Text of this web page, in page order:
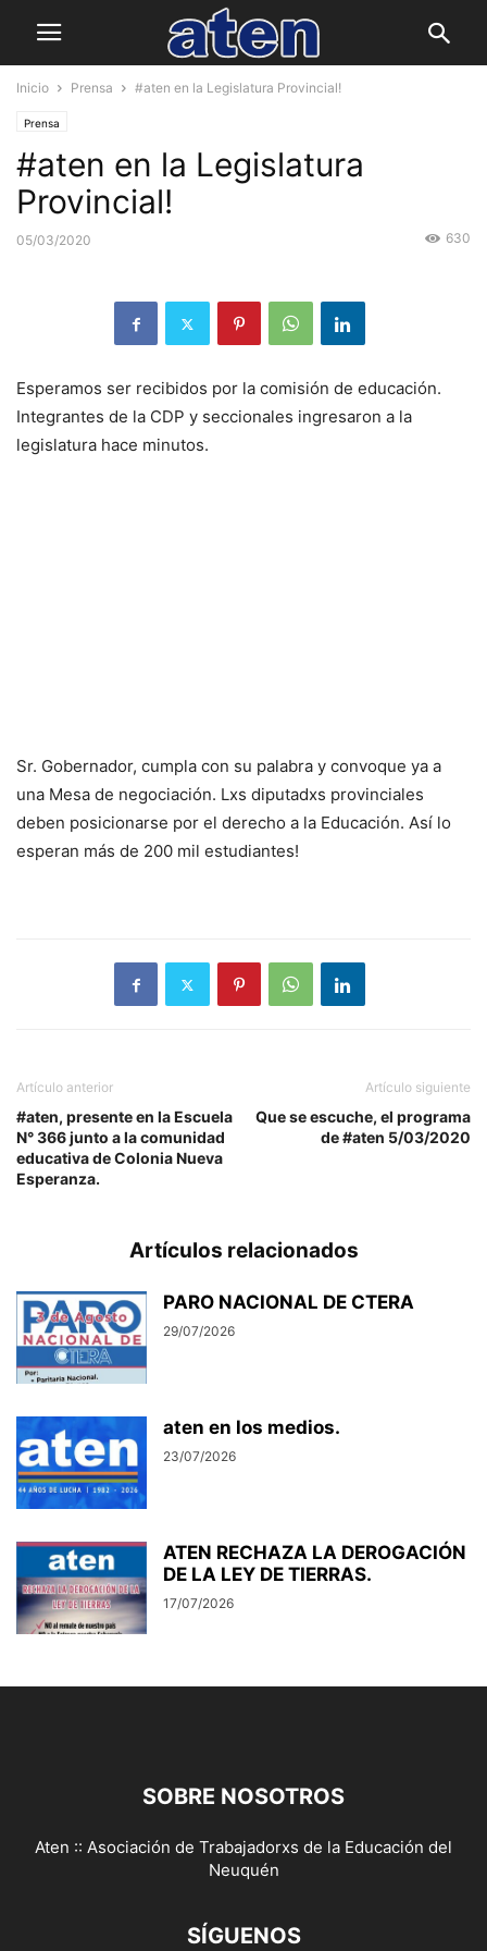
Inicio Prensa #aten en la Legislatura Provincial!
Prensa
#aten en la Legislatura
Provincial!
05/03/2020 630
Esperamos ser recibidos por la comisión de educación.
Integrantes de la CDP y seccionales ingresaron a la
legislatura hace minutos.
Sr. Gobernador, cumpla con su palabra y convoque ya a
una Mesa de negociación. Lxs diputadxs provinciales
deben posicionarse por el derecho a la Educación. Así lo
esperan más de 200 mil estudiantes!
Artículo anterior
#aten, presente en la Escuela
N° 366 junto a la comunidad
educativa de Colonia Nueva
Esperanza.
Artículo siguiente
Que se escuche, el programa
de #aten 5/03/2020
Artículos relacionados
PARO NACIONAL DE CTERA
29/07/2026
aten en los medios.
23/07/2026
ATEN RECHAZA LA DEROGACIÓN
DE LA LEY DE TIERRAS.
17/07/2026
SOBRE NOSOTROS
Aten :: Asociación de Trabajadorxs de la Educación del
Neuquén
SÍGUENOS